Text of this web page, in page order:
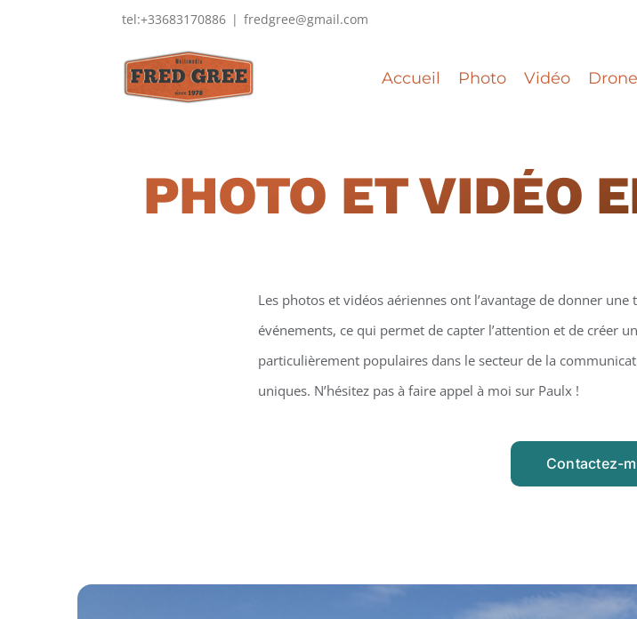
tel:+33683170886 | fredgree@gmail.com
Accueil Photo Vidéo Drone
PHOTO ET VIDÉO
Les photos et vidéos aériennes ont l’avantage de donner
événements, ce qui permet de capter l’attention et de créer
particulièrement populaires dans le secteur de la
uniques. N’hésitez pas à faire appel à moi sur Paulx !
Contactez-